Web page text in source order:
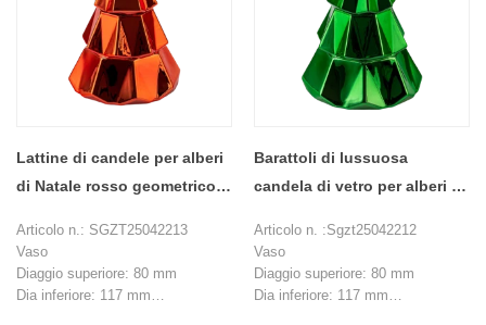
Altezza: 99 mm
Peso: 168 g
MOQ: 1000 pezzi
Altezza: 99 mm
Peso: 168 g
MOQ: 1000 pezzi
Lattine di candele per alberi
di Natale rosso geometrico
Articolo n.: SGZT25042213
Vaso
Diaggio superiore: 80 mm
Dia inferiore: 117 mm
Barattoli di lussuosa
candela di vetro per alberi di
coperchi
Articolo n. :Sgzt25042212
Vaso
Diaggio superiore: 80 mm
Dia inferiore: 117 mm